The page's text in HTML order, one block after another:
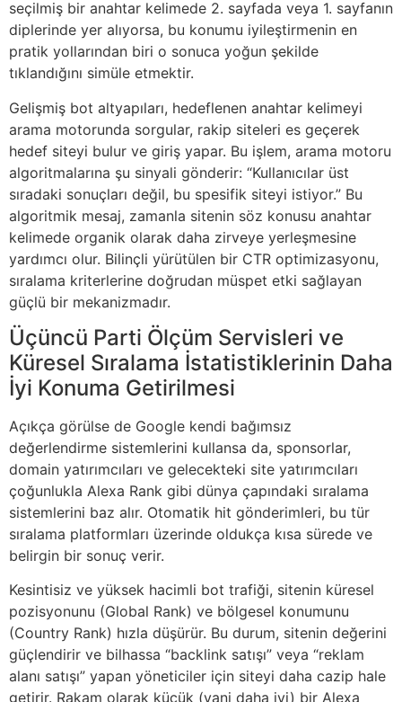
seçilmiş bir anahtar kelimede 2. sayfada veya 1. sayfanın
diplerinde yer alıyorsa, bu konumu iyileştirmenin en
pratik yollarından biri o sonuca yoğun şekilde
tıklandığını simüle etmektir.
Gelişmiş bot altyapıları, hedeflenen anahtar kelimeyi
arama motorunda sorgular, rakip siteleri es geçerek
hedef siteyi bulur ve giriş yapar. Bu işlem, arama motoru
algoritmalarına şu sinyali gönderir: “Kullanıcılar üst
sıradaki sonuçları değil, bu spesifik siteyi istiyor.” Bu
algoritmik mesaj, zamanla sitenin söz konusu anahtar
kelimede organik olarak daha zirveye yerleşmesine
yardımcı olur. Bilinçli yürütülen bir CTR optimizasyonu,
sıralama kriterlerine doğrudan müspet etki sağlayan
güçlü bir mekanizmadır.
Üçüncü Parti Ölçüm Servisleri ve
Küresel Sıralama İstatistiklerinin Daha
İyi Konuma Getirilmesi
Açıkça görülse de Google kendi bağımsız
değerlendirme sistemlerini kullansa da, sponsorlar,
domain yatırımcıları ve gelecekteki site yatırımcıları
çoğunlukla Alexa Rank gibi dünya çapındaki sıralama
sistemlerini baz alır. Otomatik hit gönderimleri, bu tür
sıralama platformları üzerinde oldukça kısa sürede ve
belirgin bir sonuç verir.
Kesintisiz ve yüksek hacimli bot trafiği, sitenin küresel
pozisyonunu (Global Rank) ve bölgesel konumunu
(Country Rank) hızla düşürür. Bu durum, sitenin değerini
güçlendirir ve bilhassa “backlink satışı” veya “reklam
alanı satışı” yapan yöneticiler için siteyi daha cazip hale
getirir. Rakam olarak küçük (yani daha iyi) bir Alexa